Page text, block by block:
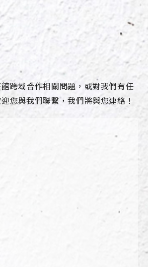
跨域合作相關問題，或對我們有任
您與我們聯繫，我們將與您連絡！